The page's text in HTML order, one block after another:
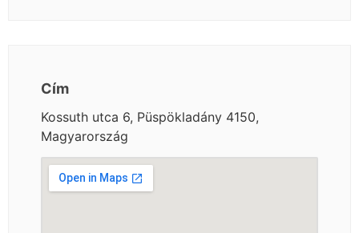
Cím
Kossuth utca 6, Püspökladány 4150,
Magyarország